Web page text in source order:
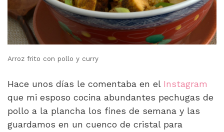
Arroz frito con pollo y curry
Hace unos días le comentaba en el Instagram
que mi esposo cocina abundantes pechugas de
pollo a la plancha los fines de semana y las
guardamos en un cuenco de cristal para